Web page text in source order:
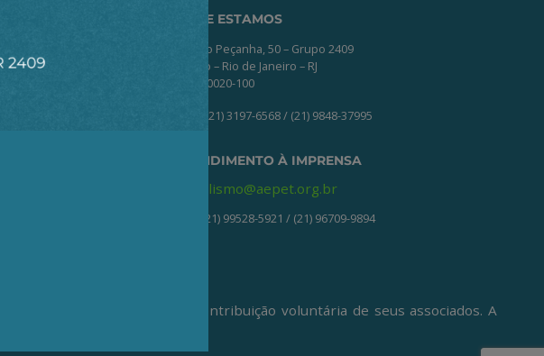
as
ONDE ESTAMOS
Av. Nilo Peçanha, 50 – Grupo 2409
Centro – Rio de Janeiro – RJ
CEP: 20020-100
(21) 3197-6568 / (21) 9848-37995
ATENDIMENTO À IMPRENSA
jornalismo@aepet.org.br
(21) 99528-5921 / (21) 96709-9894
fins lucrativos, que vive da contribuição voluntária de seus associados. A